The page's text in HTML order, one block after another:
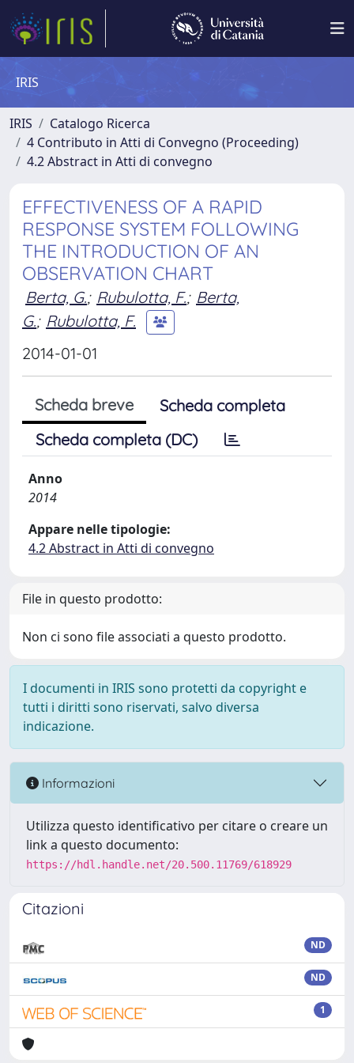
IRIS
IRIS
Catalogo Ricerca
4 Contributo in Atti di Convegno (Proceeding)
4.2 Abstract in Atti di convegno
EFFECTIVENESS OF A RAPID
RESPONSE SYSTEM FOLLOWING
THE INTRODUCTION OF AN
OBSERVATION CHART
Berta, G.; Rubulotta, F.; Berta,
G.; Rubulotta, F.
2014-01-01
Scheda breve
Scheda completa
Scheda completa (DC)
Anno
2014
Appare nelle tipologie:
4.2 Abstract in Atti di convegno
File in questo prodotto:
Non ci sono file associati a questo prodotto.
I documenti in IRIS sono protetti da copyright e
tutti i diritti sono riservati, salvo diversa
indicazione.
Informazioni
Utilizza questo identificativo per citare o creare un
link a questo documento:
https://hdl.handle.net/20.500.11769/618929
Citazioni
ND
ND
1